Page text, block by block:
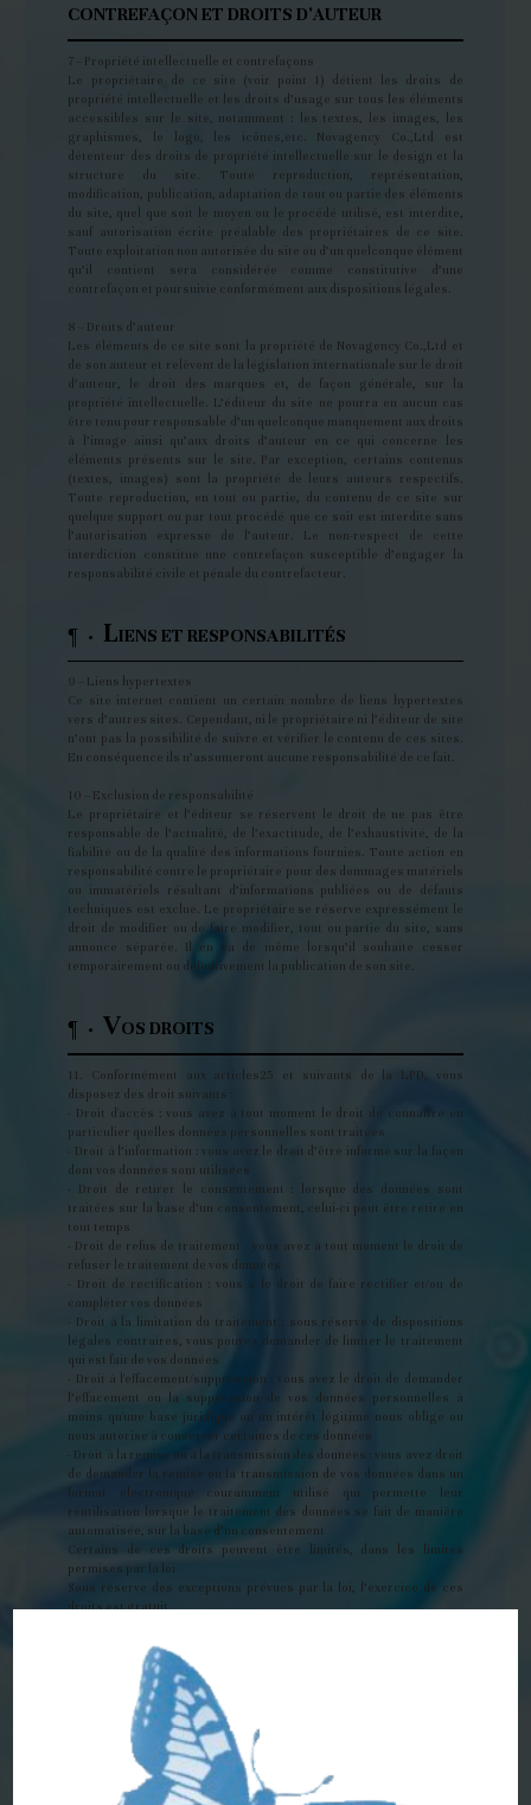
CONTREFAÇON ET DROITS D'AUTEUR
7 – Propriété intellectuelle et contrefaçons
Le propriétaire de ce site (voir point 1) détient les droits de
propriété intellectuelle et les droits d’usage sur tous les éléments
accessibles sur le site, notamment : les textes, les images, les
graphismes, le logo, les icônes,etc. Novagency Co.,Ltd est
détenteur des droits de propriété intellectuelle sur le design et la
structure du site. Toute reproduction, représentation,
modification, publication, adaptation de tout ou partie des éléments
du site, quel que soit le moyen ou le procédé utilisé, est interdite,
sauf autorisation écrite préalable des propriétaires de ce site.
Toute exploitation non autorisée du site ou d’un quelconque élément
qu’il contient sera considérée comme constitutive d’une
contrefaçon et poursuivie conformément aux dispositions légales.
8 – Droits d’auteur
Les éléments de ce site sont la propriété de Novagency Co.,Ltd et
de son auteur et relèvent de la législation internationale sur le droit
d’auteur, le droit des marques et, de façon générale, sur la
propriété intellectuelle. L’éditeur du site ne pourra en aucun cas
être tenu pour responsable d’un quelconque manquement aux droits
à l’image ainsi qu’aux droits d’auteur en ce qui concerne les
éléments présents sur le site. Par exception, certains contenus
(textes, images) sont la propriété de leurs auteurs respectifs.
Toute reproduction, en tout ou partie, du contenu de ce site sur
quelque support ou par tout procédé que ce soit est interdite sans
l’autorisation expresse de l’auteur. Le non-respect de cette
interdiction constitue une contrefaçon susceptible d’engager la
responsabilité civile et pénale du contrefacteur.
¶ · LIENS ET RESPONSABILITÉS
9 – Liens hypertextes
Ce site internet contient un certain nombre de liens hypertextes
vers d’autres sites. Cependant, ni le propriétaire ni l’éditeur de site
n’ont pas la possibilité de suivre et vérifier le contenu de ces sites.
En conséquence ils n’assumeront aucune responsabilité de ce fait.
10 – Exclusion de responsabilité
Le propriétaire et l’éditeur se réservent le droit de ne pas être
responsable de l’actualité, de l’exactitude, de l’exhaustivité, de la
fiabilité ou de la qualité des informations fournies. Toute action en
responsabilité contre le propriétaire pour des dommages matériels
ou immatériels résultant d’informations publiées ou de défauts
techniques est exclue. Le propriétaire se réserve expressément le
droit de modifier ou de faire modifier, tout ou partie du site, sans
annonce séparée. Il en va de même lorsqu’il souhaite cesser
temporairement ou définitivement la publication de son site.
¶ · VOS DROITS
11. Conformément aux articles25 et suivants de la LPD, vous
disposez des droit suivants :
- Droit d'accès : vous avez à tout moment le droit de connaître en
particulier quelles données personnelles sont traitées
- Droit à l’information : vous avez le droit d’être informé sur la façon
dont vos données sont utilisées
- Droit de retirer le consentement : lorsque des données sont
traitées sur la base d’un consentement, celui-ci peut être retiré en
tout temps
- Droit de refus de traitement : vous avez à tout moment le droit de
refuser le traitement de vos données
- Droit de rectification : vous a le droit de faire rectifier et/ou de
compléter vos données
- Droit à la limitation du traitement : sous réserve de dispositions
légales contraires, vous pouvez demander de limiter le traitement
qui est fait de vos données
- Droit à l'effacement/suppression : vous avez le droit de demander
l’effacement ou la suppression de vos données personnelles à
moins qu'une base juridique ou un intérêt légitime nous oblige ou
nous autorise à conserver certaines de ces données
- Droit à la remise ou à la transmission des données : vous avez droit
de demander la remise ou la transmission de vos données dans un
format électronique couramment utilisé qui permette leur
réutilisation lorsque le traitement des données se fait de manière
automatisée, sur la base d’un consentement
Certains de ces droits peuvent être limités, dans les limites
permises par la loi
Sous réserve des exceptions prévues par la loi, l’exercice de ces
droits est gratuit
communiquées au responsable du traitement des données (défini
par le propriétaire du site), à défaut au propriétaire du site (voir
ROTECTION DES DONNÉES